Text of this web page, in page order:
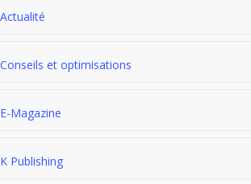
Actualité
Conseils et optimisations
E-Magazine
K Publishing